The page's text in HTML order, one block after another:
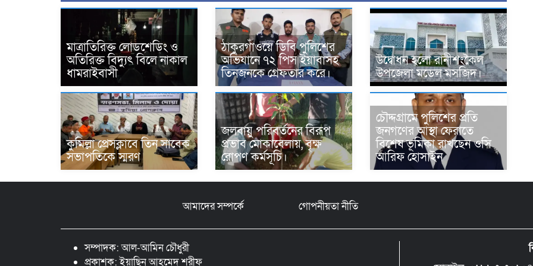
মাত্রাতিরিক্ত লোডশেডিং ও
অতিরিক্ত বিদ্যুৎ বিলে নাকাল
ধামরাইবাসী
ঠাকুরগাঁওয়ে ডিবি পুলিশের
অভিযানে ৭২ পিস ইয়াবাসহ
তিনজনকে গ্রেফতার করে।
উদ্বোধন হলো রানীশংকৈল
উপজেলা মডেল মসজিদ।
কুমিল্লা প্রেসক্লাবে তিন সাবেক
সভাপতিকে স্মরণ
জলবায়ু পরিবর্তনের বিরূপ
প্রভাব মোকাবেলায়, বৃক্ষ
রোপণ কর্মসূচি।
চৌদ্দগ্রামে পুলিশের প্রতি
জনগণের আস্থা ফেরাতে
বিশেষ ভূমিকা রাখছেন ওসি
আরিফ হোসাইন
আমাদের সম্পর্কে গোপনীয়তা নীতি
সম্পাদক: আল-আমিন চৌধুরী
প্রকাশক: ইয়াছিন আহমেদ শরীফ